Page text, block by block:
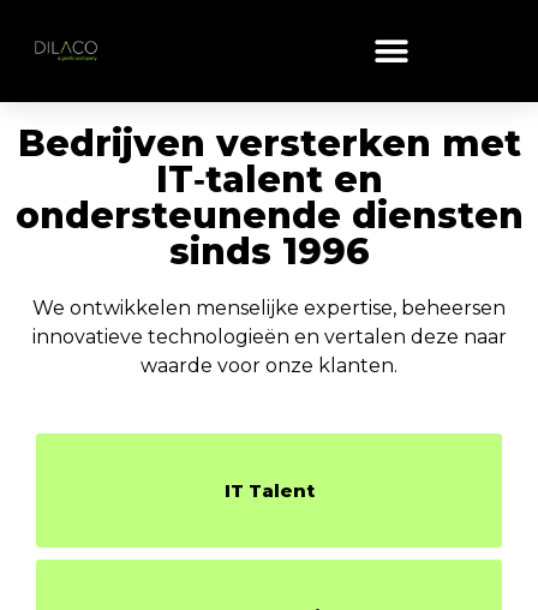
Bedrijven versterken met
IT‑talent en
ondersteunende diensten
sinds 1996
We ontwikkelen menselijke expertise, beheersen
innovatieve technologieën en vertalen deze naar
waarde voor onze klanten.
IT Talent